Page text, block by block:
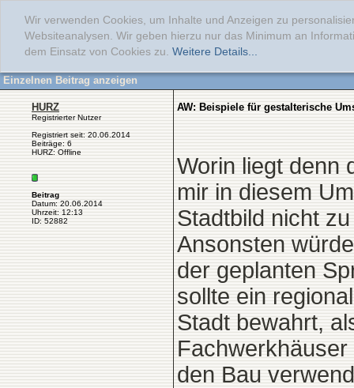
Wir verwenden Cookies, um Inhalte und Anzeigen zu
Websiteanalysen. Wir geben hierzu nur das Minimum an
dem Einsatz von Cookies zu. Weitere Details...
Einzelnen Beitrag anzeigen
HURZ
Registrierter Nutzer
Registriert seit: 20.06.2014
Beiträge: 6
HURZ: Offline
Beitrag
Datum: 20.06.2014
Uhrzeit: 12:13
ID: 52882
AW: Beispiele für gestalterische
Worin liegt denn
mir in diesem
Stadtbild nicht
Ansonsten
der geplanten
sollte ein
Stadt bewahrt,
den Bau